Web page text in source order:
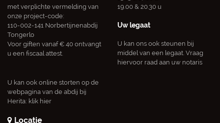
met verplichte vermelding van
onze project-code:
110-002-141 Norbertijnenabdij
Tongerlo
Voor giften vanaf € 40 ontvangt
u een fiscaal attest.
U kan ook online storten op de
webpagina van de abdij bij
Herita: klik hier
19.00 & 20.30 u
Uw legaat
U kan ons ook steunen bij
middel van een legaat. Vraag
hiervoor raad aan uw notaris
Locatie